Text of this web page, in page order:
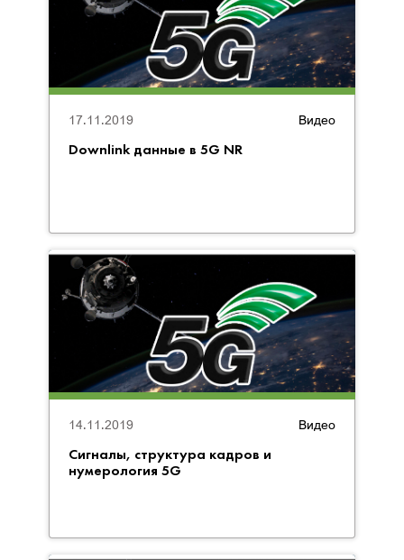
Видео
Downlink данные в 5G NR
17.11.2019
Видео
Сигналы, структура кадров и
нумерология 5G
14.11.2019